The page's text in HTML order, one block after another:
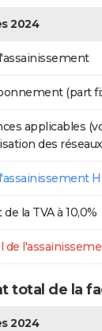
2024
(part
applicables
des
la TVA à 10,0%
de
total de la
2024